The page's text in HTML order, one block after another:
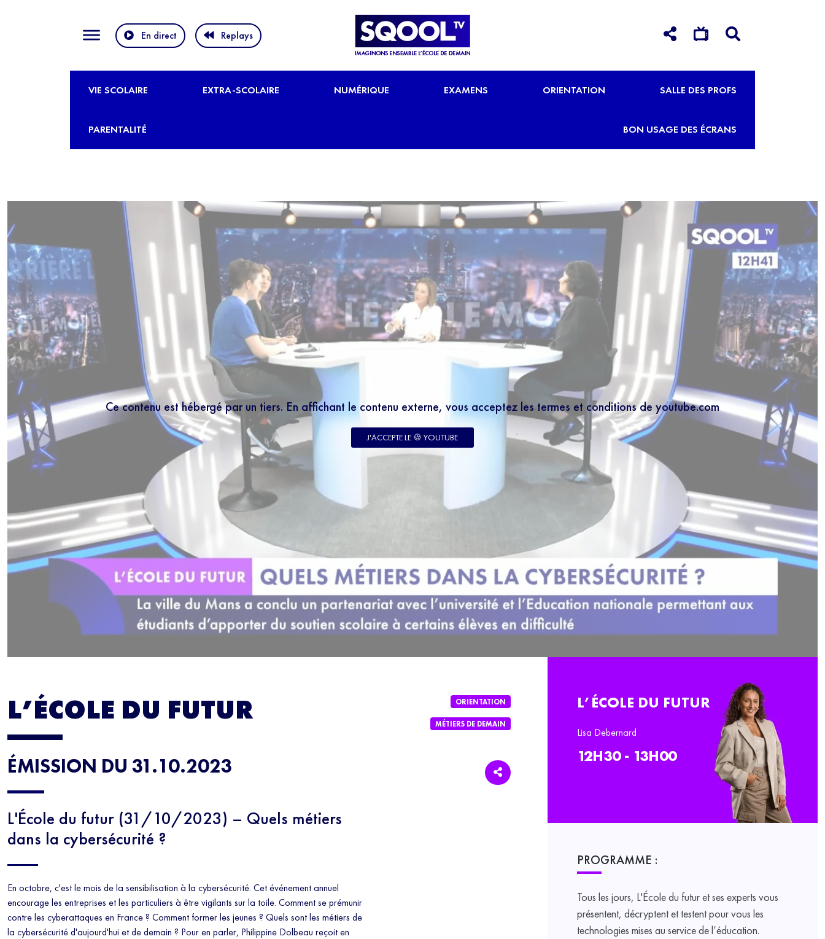
En direct Replays
VIE SCOLAIRE EXTRA-SCOLAIRE NUMÉRIQUE EXAMENS ORIENTATION SALLE DES PROFS
PARENTALITÉ BON USAGE DES ÉCRANS
Ce contenu est hébergé par un tiers. En affichant le contenu externe, vous acceptez les termes et conditions de youtube.com
J'ACCEPTE LE 🍪 YOUTUBE
L’ÉCOLE DU FUTUR
ÉMISSION DU 31.10.2023
L'École du futur (31/10/2023) – Quels métiers
dans la cybersécurité ?
En octobre, c'est le mois de la sensibilisation à la cybersécurité. Cet événement annuel
encourage les entreprises et les particuliers à être vigilants sur la toile. Comment se prémunir
contre les cyberattaques en France ? Comment former les jeunes ? Quels sont les métiers de
la cybersécurité d'aujourd'hui et de demain ? Pour en parler, Philippine Dolbeau reçoit en
ORIENTATION
MÉTIERS DE DEMAIN
L’ÉCOLE DU FUTUR
Lisa Debernard
12H30 - 13H00
PROGRAMME :
Tous les jours, L'École du futur et ses experts vous
présentent, décryptent et testent pour vous les
technologies mises au service de l’éducation.